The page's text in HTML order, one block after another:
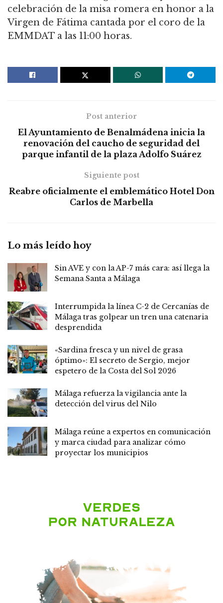
celebración de la misa romera en honor a la
Virgen de Fátima cantada por el coro de la
EMMDAT a las 11:00 horas.
Post anterior
El Ayuntamiento de Benalmádena inicia la
renovación del caucho de seguridad del
parque infantil de la plaza Adolfo Suárez
Siguiente post
Reabre oficialmente el emblemático Hotel Don
Carlos de Marbella
Lo más leído hoy
Sin AVE y con la AP-7 más cara: así llega la
Semana Santa a Málaga
Interrumpida la línea C-2 de Cercanías de
Málaga tras golpear un tren una catenaria
desprendida
«Sardina fresca y un nivel de grasa
óptimo»: El secreto de Sergio, mejor
espetero de la Costa del Sol 2026
Málaga refuerza la vigilancia ante la
detección del virus del Nilo
Málaga reúne a expertos en comunicación
y marca ciudad para analizar cómo
proyectar los municipios